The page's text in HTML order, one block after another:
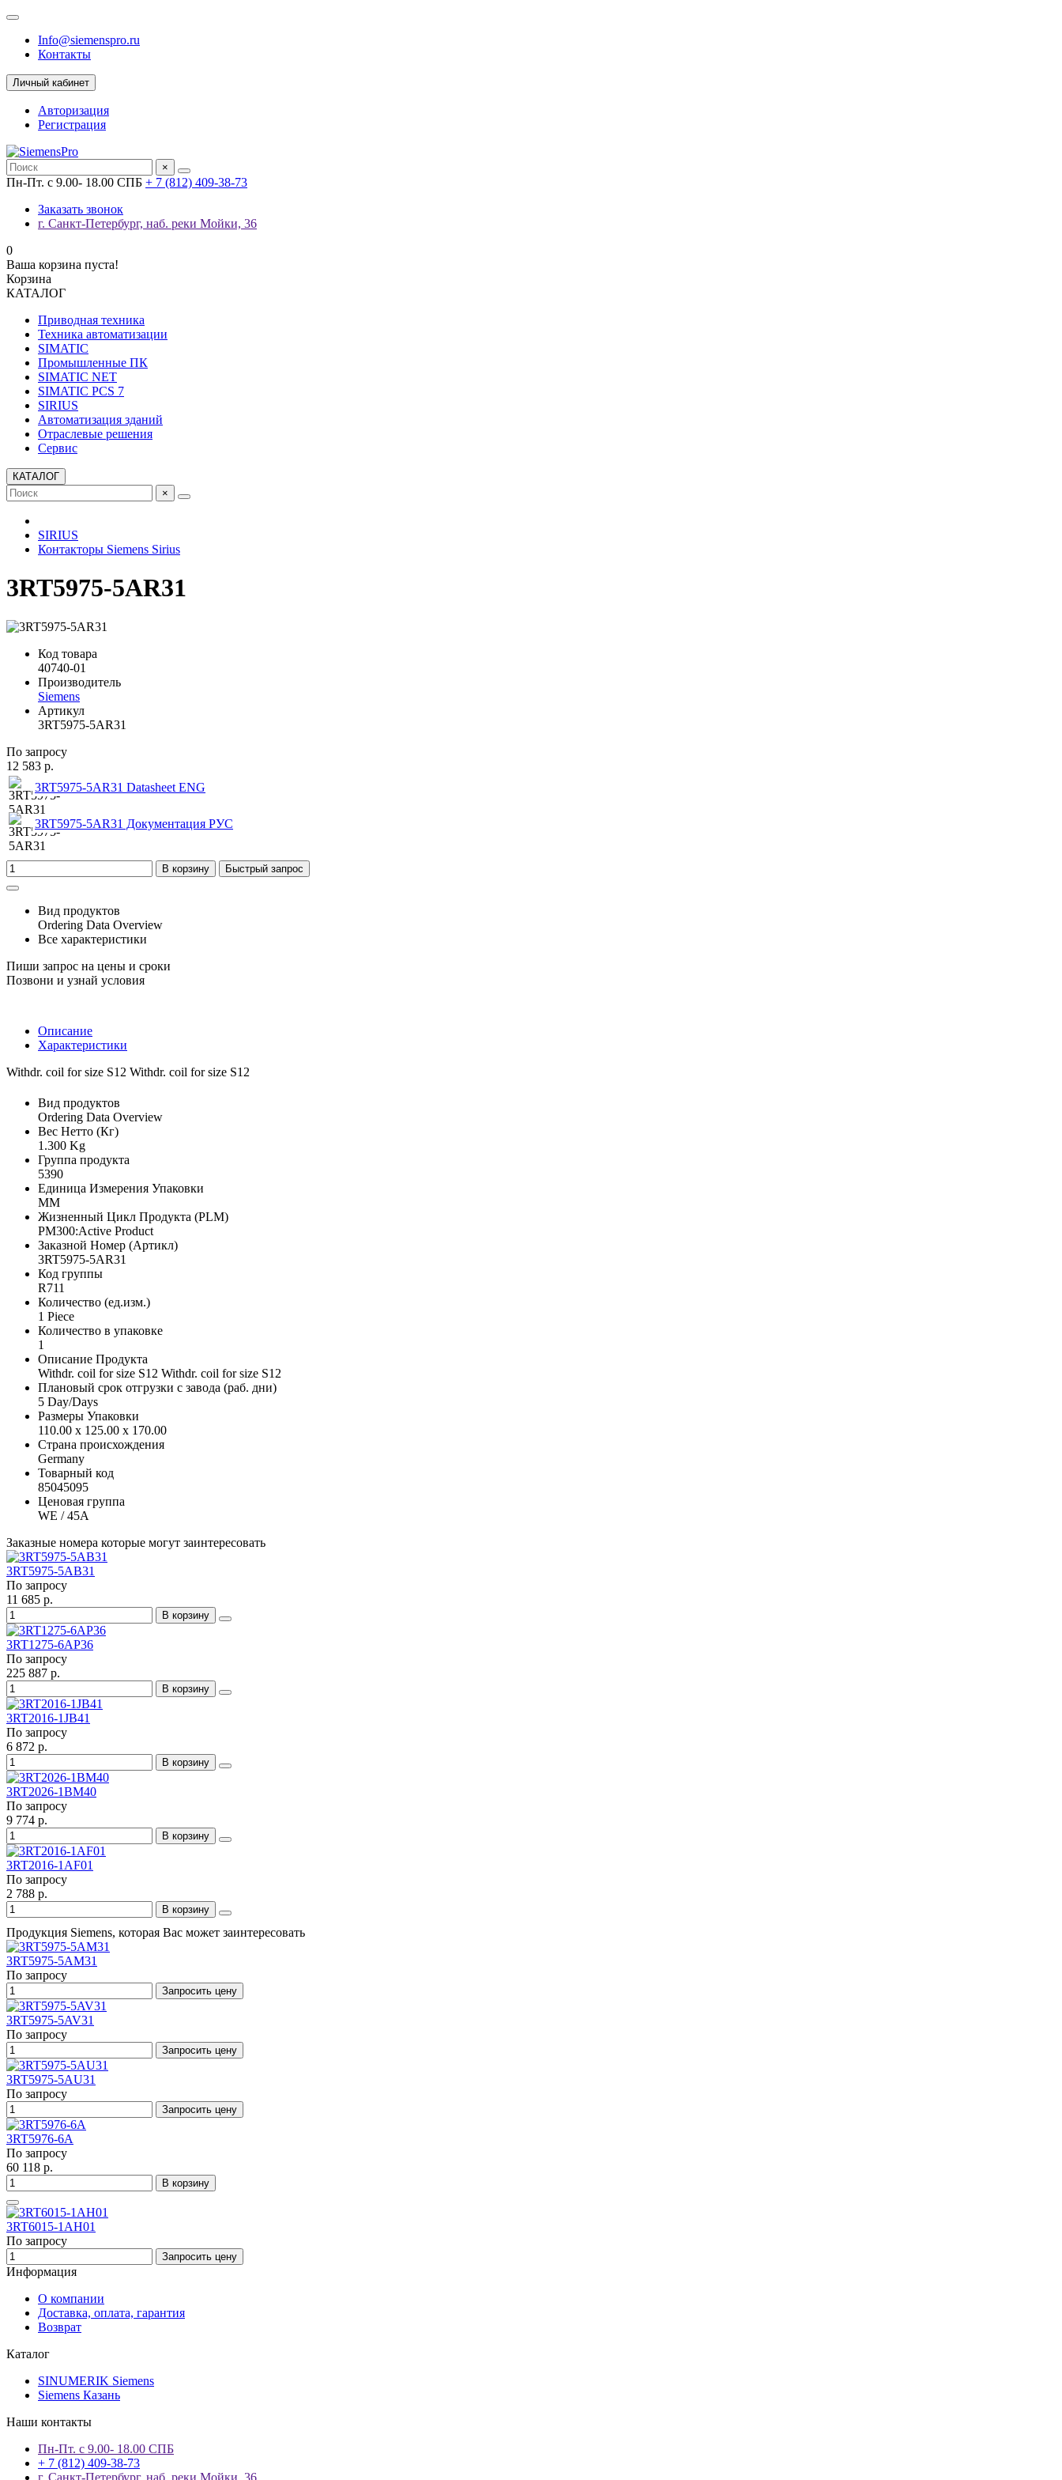
Info@siemenspro.ru
Контакты
Личный кабинет
Авторизация
Регистрация
×
Пн-Пт. с 9.00- 18.00 СПБ + 7 (812) 409-38-73
Заказать звонок
г. Санкт-Петербург, наб. реки Мойки, 36
0
Ваша корзина пуста!
Корзина
КАТАЛОГ
Приводная техника
Техника автоматизации
SIMATIC
Промышленные ПК
SIMATIC NET
SIMATIC PCS 7
SIRIUS
Автоматизация зданий
Отраслевые решения
Сервис
КАТАЛОГ
×
SIRIUS
Контакторы Siemens Sirius
3RT5975-5AR31
Код товара
40740-01
Производитель
Siemens
Артикул
3RT5975-5AR31
По запросу
12 583 р.
3RT5975-5AR31 Datasheet ENG
3RT5975-5AR31 Документация РУС
В корзину Быстрый запрос
Вид продуктов
Ordering Data Overview
Все характеристики
Пиши запрос на цены и сроки
Позвони и узнай условия
Описание
Характеристики
Withdr. coil for size S12 Withdr. coil for size S12
Вид продуктов
Ordering Data Overview
Вес Нетто (Кг)
1.300 Kg
Группа продукта
5390
Единица Измерения Упаковки
MM
Жизненный Цикл Продукта (PLM)
PM300:Active Product
Заказной Номер (Артикл)
3RT5975-5AR31
Код группы
R711
Количество (ед.изм.)
1 Piece
Количество в упаковке
1
Описание Продукта
Withdr. coil for size S12 Withdr. coil for size S12
Плановый срок отгрузки с завода (раб. дни)
5 Day/Days
Размеры Упаковки
110.00 x 125.00 x 170.00
Страна происхождения
Germany
Товарный код
85045095
Ценовая группа
WE / 45A
Заказные номера которые могут заинтересовать
3RT5975-5AB31
По запросу
11 685 р.
В корзину
3RT1275-6AP36
По запросу
225 887 р.
В корзину
3RT2016-1JB41
По запросу
6 872 р.
В корзину
3RT2026-1BM40
По запросу
9 774 р.
В корзину
3RT2016-1AF01
По запросу
2 788 р.
В корзину
Продукция Siemens, которая Вас может заинтересовать
3RT5975-5AM31
По запросу
Запросить цену
3RT5975-5AV31
По запросу
Запросить цену
3RT5975-5AU31
По запросу
Запросить цену
3RT5976-6A
По запросу
60 118 р.
В корзину
3RT6015-1AH01
По запросу
Запросить цену
Информация
О компании
Доставка, оплата, гарантия
Возврат
Каталог
SINUMERIK Siemens
Siemens Казань
Наши контакты
Пн-Пт. с 9.00- 18.00 СПБ
+ 7 (812) 409-38-73